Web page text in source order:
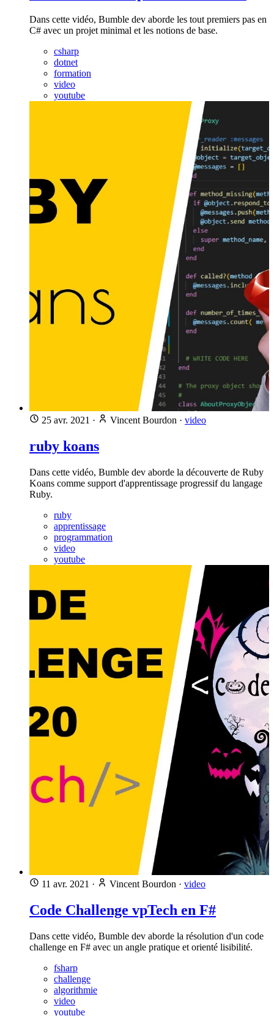
Dans cette vidéo, Bumble dev aborde les tout premiers pas en
C# avec un projet minimal et les notions de base.
csharp
dotnet
formation
video
youtube
25 avr. 2021 · Vincent Bourdon · video
ruby koans
Dans cette vidéo, Bumble dev aborde la découverte de Ruby
Koans comme support d'apprentissage progressif du langage
Ruby.
ruby
apprentissage
programmation
video
youtube
11 avr. 2021 · Vincent Bourdon · video
Code Challenge vpTech en F#
Dans cette vidéo, Bumble dev aborde la résolution d'un code
challenge en F# avec un angle pratique et orienté lisibilité.
fsharp
challenge
algorithmie
video
youtube